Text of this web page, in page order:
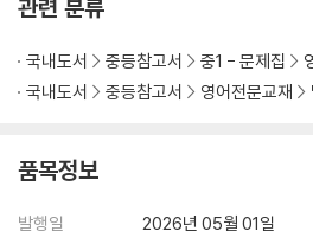
유형 07 직업·장래 희망 파악
유형 09 할 일/한 일 파악
유형 10 교통수단 찾기
유형 13 위치 찾기 / 길 찾기
유형 15 부탁/제안 파악
관련 분류
국내도서 중등참고서 중1 - 문제집
국내도서
중등참고서 영어전문교재
품목정보
발행일 2026년 05월 01일